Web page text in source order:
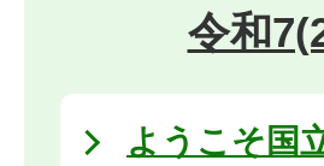
令和
ようこそ国